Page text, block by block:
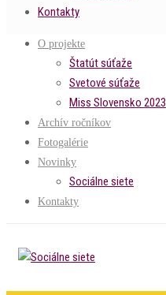
Kontakty
O projekte
Štatút súťaže
Svetové súťaže
Miss Slovensko 2023
Archív ročníkov
Fotogalérie
Novinky
Sociálne siete
Kontakty